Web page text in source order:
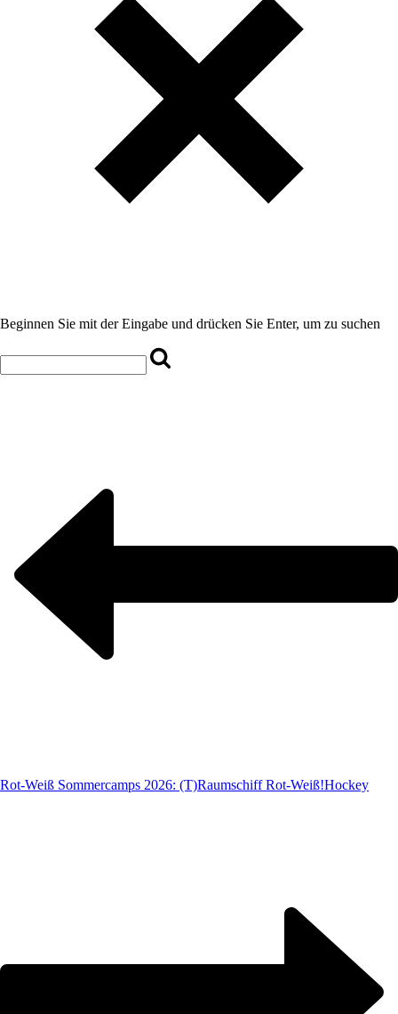
Beginnen Sie mit der Eingabe und drücken Sie Enter, um zu suchen
Rot-Weiß Sommercamps 2026: (T)Raumschiff Rot-Weiß!Hockey